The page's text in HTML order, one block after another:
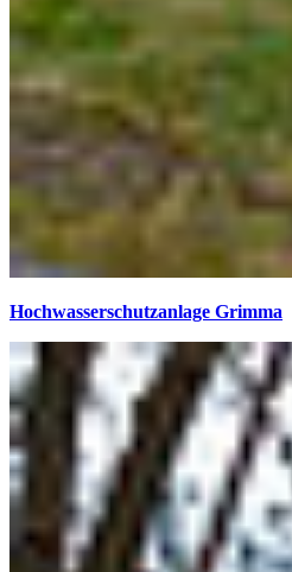
Hochwasserschutzanlage Grimma